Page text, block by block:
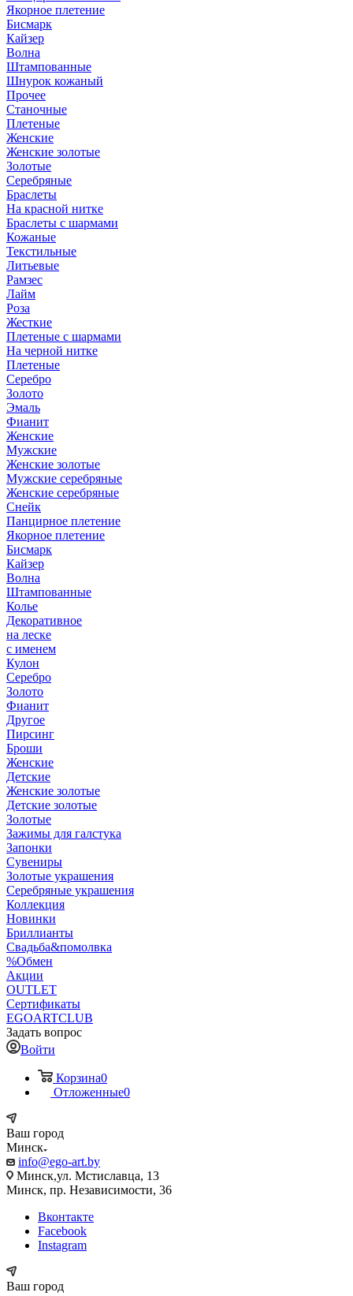
Якорное плетение
Бисмарк
Кайзер
Волна
Штампованные
Шнурок кожаный
Прочее
Станочные
Плетеные
Женские
Женские золотые
Золотые
Серебряные
Браслеты
На красной нитке
Браслеты с шармами
Кожаные
Текстильные
Литьевые
Рамзес
Лайм
Роза
Жесткие
Плетеные с шармами
На черной нитке
Плетеные
Серебро
Золото
Эмаль
Фианит
Женские
Мужские
Женские золотые
Мужские серебряные
Женские серебряные
Снейк
Панцирное плетение
Якорное плетение
Бисмарк
Кайзер
Волна
Штампованные
Колье
Декоративное
на леске
с именем
Кулон
Серебро
Золото
Фианит
Другое
Пирсинг
Броши
Женские
Детские
Женские золотые
Детские золотые
Золотые
Зажимы для галстука
Запонки
Сувениры
Золотые украшения
Серебряные украшения
Коллекция
Новинки
Бриллианты
Свадьба&помолвка
%Обмен
Акции
OUTLET
Сертификаты
EGOARTCLUB
Задать вопрос
Войти
Корзина0
Отложенные0
Ваш город
Минск
info@ego-art.by
Минск,ул. Мстиславца, 13
Минск, пр. Независимости, 36
Вконтакте
Facebook
Instagram
Ваш город